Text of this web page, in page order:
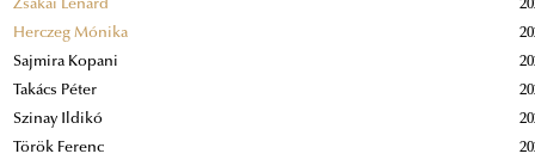
Zsákai Lénárd
Herczeg Mónika
Sajmira Kopani
Takács Péter
Szinay Ildikó
Török Ferenc